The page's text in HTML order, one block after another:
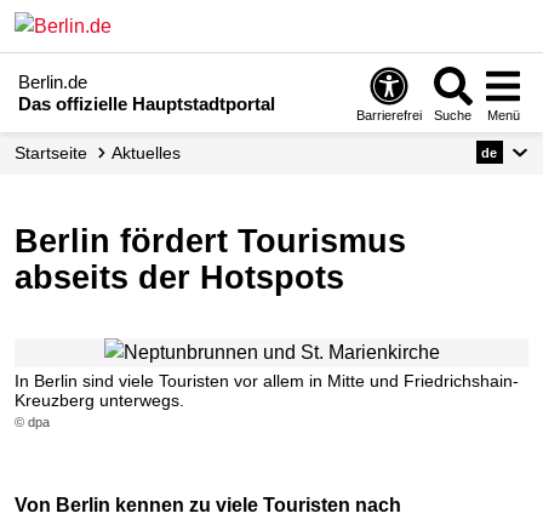
Berlin.de
Das offizielle Hauptstadtportal
Barrierefrei Suche Menü
Startseite Aktuelles de
Berlin fördert Tourismus
abseits der Hotspots
In Berlin sind viele Touristen vor allem in Mitte und Friedrichshain-
Kreuzberg unterwegs.
© dpa
Von Berlin kennen zu viele Touristen nach